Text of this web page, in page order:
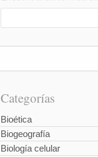
Categorías
Bioética
Biogeografía
Biología celular